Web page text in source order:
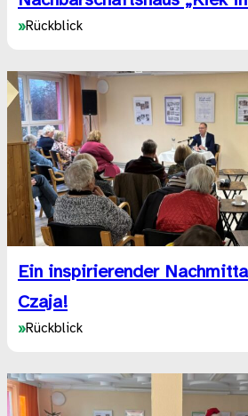
»Rückblick
Ein inspirierender
Czaja!
»Rückblick